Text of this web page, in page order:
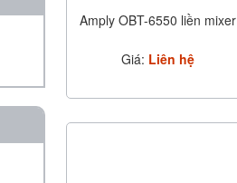
Amply OBT-6550 liền mixer
Giá: Liên hệ